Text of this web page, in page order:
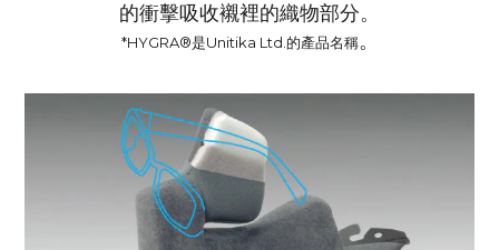
的衝擊吸收襯裡的織物部分。
*HYGRA®是Unitika Ltd.的產品名稱。